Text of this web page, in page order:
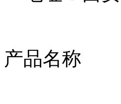
产品名称